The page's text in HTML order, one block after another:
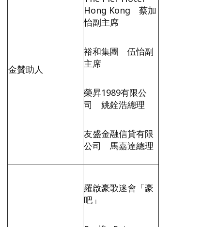
金贊助人
Hong Kong 蔡加
怡副主席
裕和集團 伍怡副
主席
榮昇1989有限公
司 姚銓浩總理
友盛金融信貸有限
公司 馬嘉達總理
羅啟豪歌迷會「豪
吧」